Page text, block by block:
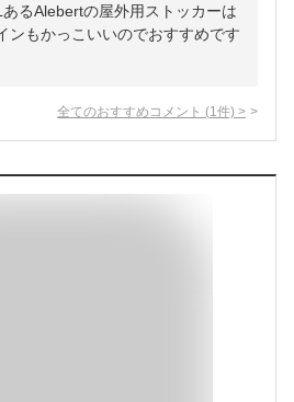
るAlebertの屋外用ストッカーは
ンもかっこいいのでおすすめです
全てのおすすめコメント (1 件) >